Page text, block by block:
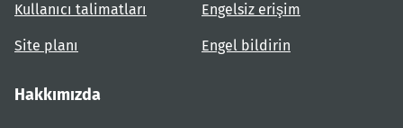
Kullanıcı talimatları
Site planı
Engelsiz erişim
Engel bildirin
Hakkımızda